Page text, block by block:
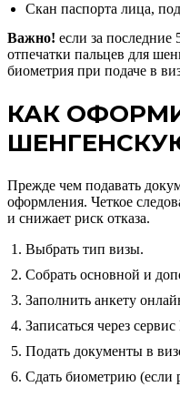
Скан паспорта лица,
Важно! если за последние
отпечатки пальцев для
биометрия при подаче в
КАК
Прежде чем подавать
оформления. Четкое
и снижает риск отказа.
Выбрать тип визы.
Собрать основной и
Заполнить анкету
Записаться через
Подать документы в
Сдать биометрию (если